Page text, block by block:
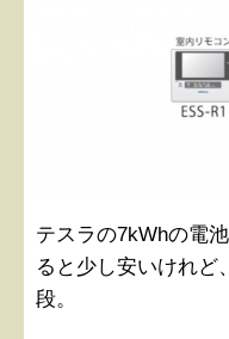
テスラの7kWhの電
ると少し安いけれど
段。